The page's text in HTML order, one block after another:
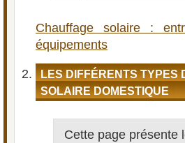
Chauffage solaire :
équipements
LES DIFFÉRENTS TYPES
SOLAIRE DOMESTIQUE
Cette page présente